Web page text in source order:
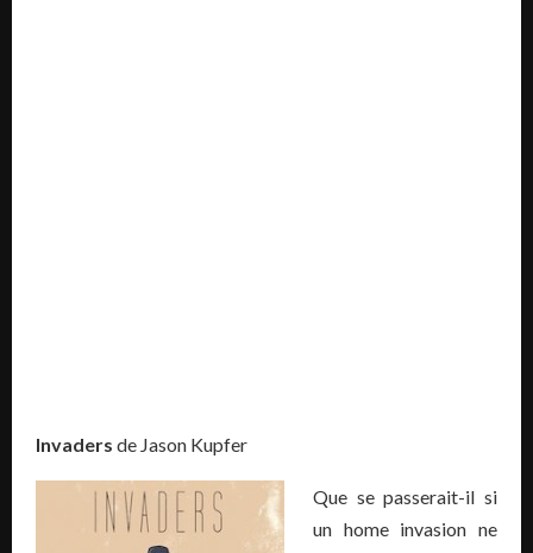
Invaders de Jason Kupfer
Que se passerait-il si
un home invasion ne